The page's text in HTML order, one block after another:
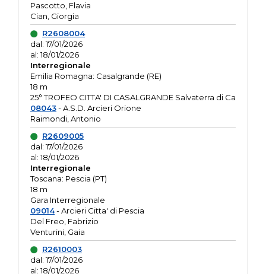
Pascotto, Flavia
Cian, Giorgia
R2608004
dal: 17/01/2026
al: 18/01/2026
Interregionale
Emilia Romagna: Casalgrande (RE)
18 m
25° TROFEO CITTA' DI CASALGRANDE Salvaterra di Ca
08043- A.S.D. Arcieri Orione
Raimondi, Antonio
R2609005
dal: 17/01/2026
al: 18/01/2026
Interregionale
Toscana: Pescia (PT)
18 m
Gara Interregionale
09014- Arcieri Citta' di Pescia
Del Freo, Fabrizio
Venturini, Gaia
R2610003
dal: 17/01/2026
al: 18/01/2026